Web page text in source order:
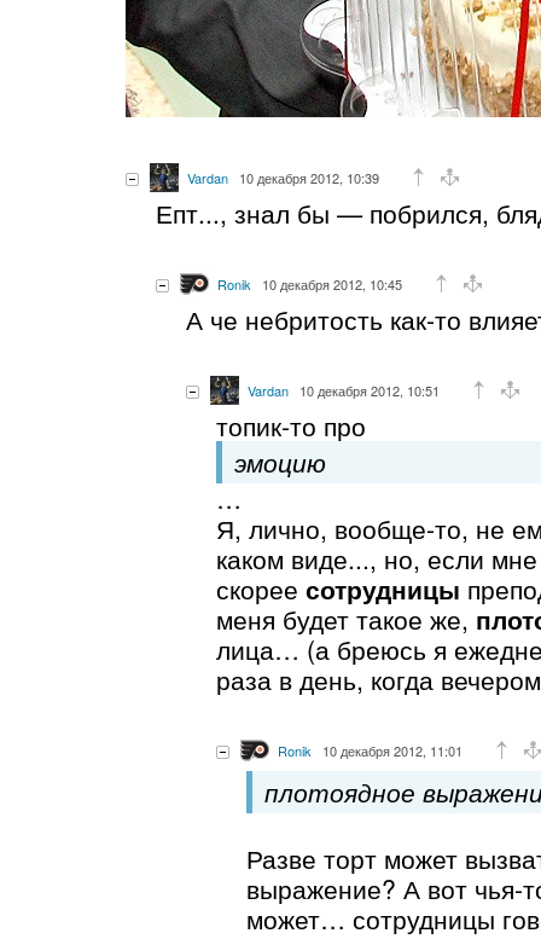
Vardan 10 декабря 2012, 10:39
Епт..., знал бы — побрился,
Ronik 10 декабря 2012, 10:45
А че небритость как-то
Vardan 10 декабря 2012, 10:51
топик-то про
эмоцию
…
Я, лично, вообще-то, не
каком виде..., но, если
скорее сотрудницы
меня будет такое же,
лица… (а бреюсь я
раза в день, когда
Ronik 10 декабря 2012, 11:01
плотоядное
Разве торт может
выражение? А вот чья-
может… сотрудницы